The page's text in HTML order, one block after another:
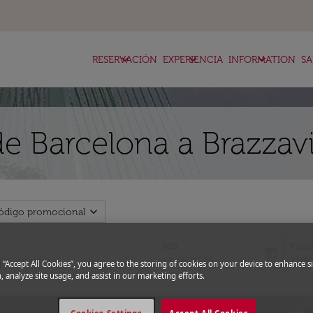
RESERVACIÓN
keyboard_arrow_down EXPERIENCIA
keyboard_arrow_down INFORMATION
keyboard_arrow_down
Barcelona a
promocional expand_more
fc-booking-departure-date-aria-
14/08/2026
fc-
21/
“Accept All Cookies”, you agree to the storing of cookies on your device to enhance
analyze site usage, and assist in our marketing efforts.